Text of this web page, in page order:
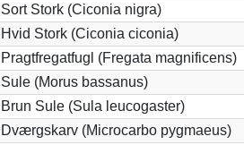
Sort Stork (Ciconia nigra)
Hvid Stork (Ciconia ciconia)
Pragtfregatfugl (Fregata magnificens)
Sule (Morus bassanus)
Brun Sule (Sula leucogaster)
Dværgskarv (Microcarbo pygmaeus)